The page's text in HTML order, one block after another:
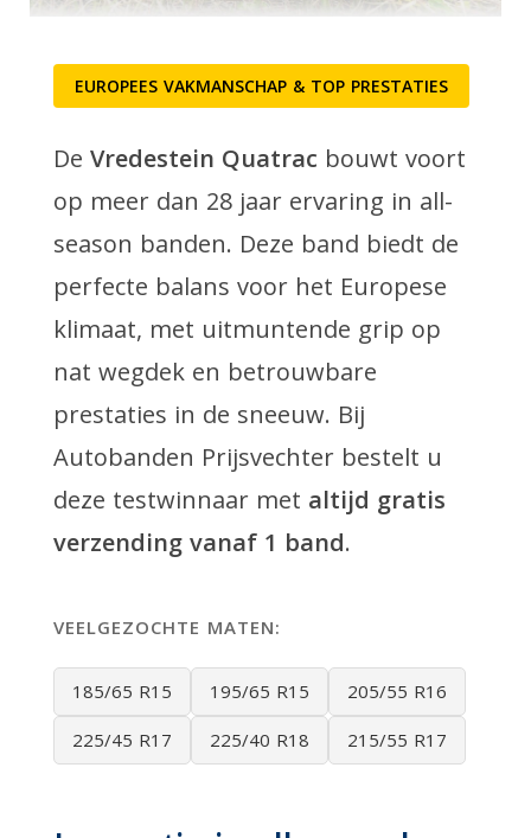
EUROPEES VAKMANSCHAP & TOP PRESTATIES
De Vredestein Quatrac bouwt voort
op meer dan 28 jaar ervaring in all-
season banden. Deze band biedt de
perfecte balans voor het Europese
klimaat, met uitmuntende grip op
nat wegdek en betrouwbare
prestaties in de sneeuw. Bij
Autobanden Prijsvechter bestelt u
deze testwinnaar met altijd gratis
verzending vanaf 1 band.
VEELGEZOCHTE MATEN:
185/65 R15 195/65 R15 205/55 R16
225/45 R17 225/40 R18 215/55 R17